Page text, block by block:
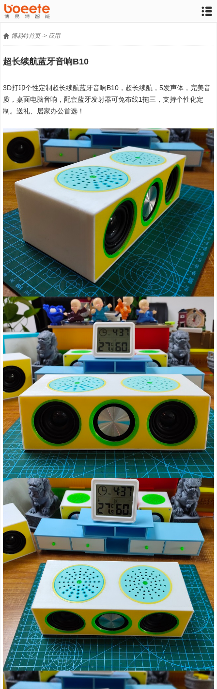

 博易特首页-> 应用
超长续航蓝牙音响B10
3D打印个性定制超长续航蓝牙音响B10，超长续航， 5发声体，完美音
质，桌面电脑音响，配套蓝牙发射器可免布线1拖三 ，支持个性化定
制。送礼、居家办公首选！